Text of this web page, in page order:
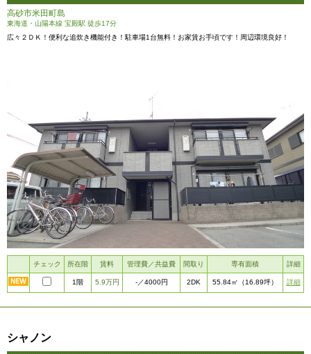
高砂市米田町島
東海道・山陽本線 宝殿駅 徒歩17分
広々２ＤＫ！便利な追炊き機能付き！駐車場1台無料！お家賃お手頃です！周辺環境良好！
チェック 所在階 賃料 管理費／共益費 間取り 専有面積 詳細
1階 5.9万円 -／4000円 2DK 55.84㎡ （16.89坪） 詳細
シャノン